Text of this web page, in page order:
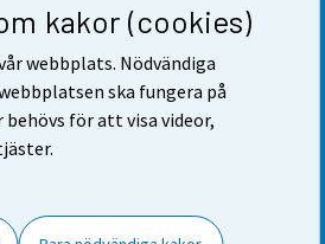
kakor (cookies)
webbplats. Nödvändiga
ska fungera på
för att visa videor,